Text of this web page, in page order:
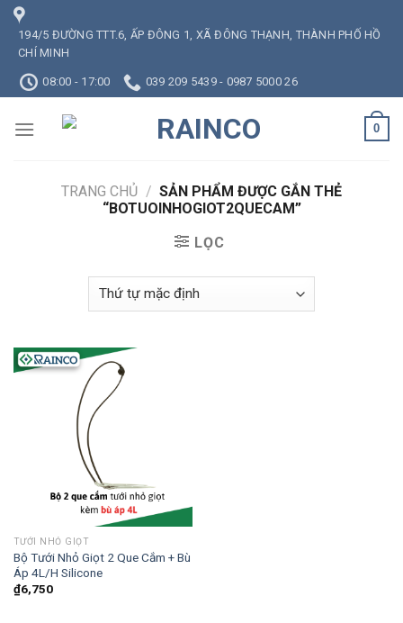
Skip
content
194/5 ĐƯỜNG TTT.6, ẤP ĐÔNG 1, XÃ ĐÔNG THẠNH, THÀNH PHỐ HỒ
CHÍ MINH
08:00 - 17:00 039 209 5439 - 0987 5000 26
0
TRANG CHỦ / SẢN PHẨM ĐƯỢC GẮN THẺ
“BOTUOINHOGIOT2QUECAM”
LỌC
TƯỚI NHỎ GIỌT
Bộ Tưới Nhỏ Giọt 2 Que Cắm + Bù
Áp 4L/H Silicone
₫6,750